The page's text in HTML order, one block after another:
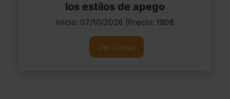
los estilos de apego
Inicio: 07/10/2026 |Precio: 180€
Ver curso